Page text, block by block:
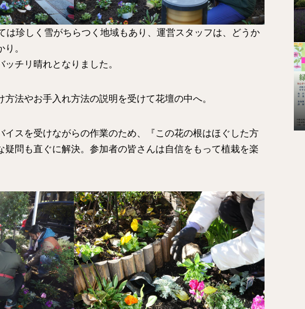
は珍しく雪がちらつく地域もあり、運営スタッフは、どうか
。
チリ晴れとなりました。
法やお手入れ方法の説明を受けて花壇の中へ。
イスを受けながらの作業のため、『この花の根はほぐした方
疑問も直ぐに解決。参加者の皆さんは自信をもって植栽を楽